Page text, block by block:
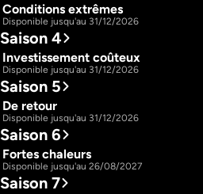
S3 E1
Conditions extrêmes
Disponible jusqu'au 31/12/2026
Saison 4
S4 E1
Investissement coûteux
Disponible jusqu'au 31/12/2026
Saison 5
S5 E1
De retour
Disponible jusqu'au 31/12/2026
Saison 6
S6 E1
Fortes chaleurs
Disponible jusqu'au 26/08/2027
Saison 7